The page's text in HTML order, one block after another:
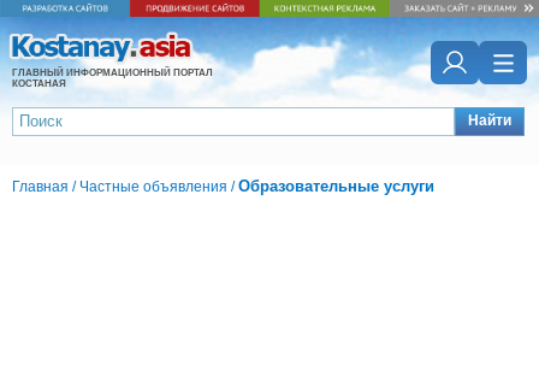
ГЛАВНЫЙ ИНФОРМАЦИОННЫЙ ПОРТАЛ
КОСТАНАЯ
Найти
Главная / Частные объявления /Образовательные услуги